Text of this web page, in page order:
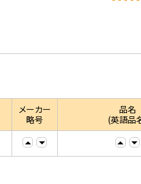
メーカー
略号
品名
(英語品